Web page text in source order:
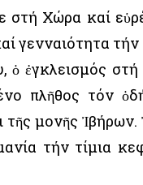
στή Χώρα καί
γενναιότητα
ἐγκλεισμός
πλῆθος τόν
τῆς μονῆς
τήν τίμια